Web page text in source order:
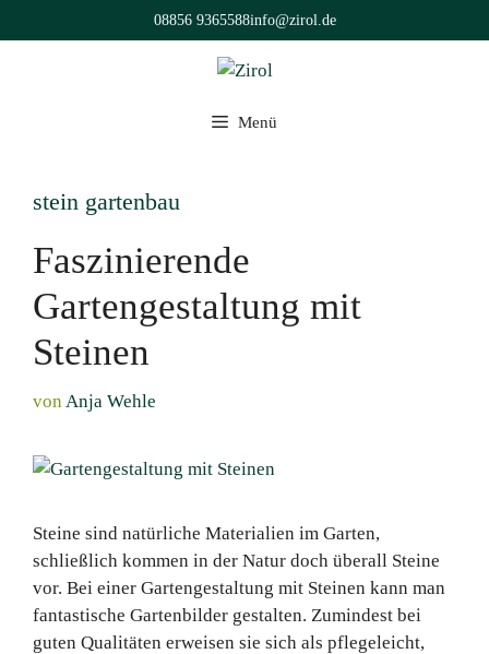
Inhalt
08856 9365588info@zirol.de
Menü
stein gartenbau
Faszinierende
Gartengestaltung mit
Steinen
von Anja Wehle
Steine sind natürliche Materialien im Garten,
schließlich kommen in der Natur doch überall Steine
vor. Bei einer Gartengestaltung mit Steinen kann man
fantastische Gartenbilder gestalten. Zumindest bei
guten Qualitäten erweisen sie sich als pflegeleicht,